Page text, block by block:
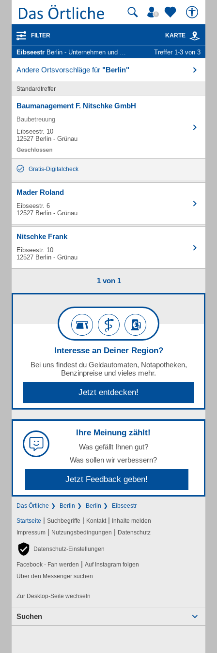
FILTER KARTE
Eibseestr Berlin - Unternehmen und Personen Treffer 1-3 von 3
Andere Ortsvorschläge für "Berlin"
Standardtreffer
Baumanagement F. Nitschke GmbH
Baubetreuung
Eibseestr. 10
12527 Berlin - Grünau
Gratis-Digitalcheck
Mader Roland
Eibseestr. 6
12527 Berlin - Grünau
Nitschke Frank
Eibseestr. 10
12527 Berlin - Grünau
1 von 1
Interesse an Deiner Region?
Bei uns findest du Geldautomaten, Notapotheken,
Benzinpreise und vieles mehr.
Jetzt entdecken!
Ihre Meinung zählt!
Was gefällt Ihnen gut?
Was sollen wir verbessern?
Jetzt Feedback geben!
Das Örtliche Berlin Berlin Eibseestr
Startseite | Suchbegriffe | Kontakt | Inhalte melden
Impressum | Nutzungsbedingungen | Datenschutz
Datenschutz-Einstellungen
Facebook - Fan werden | Auf Instagram folgen
Über den Messenger suchen
Zur Desktop-Seite wechseln
Suchen